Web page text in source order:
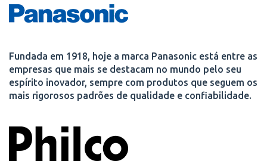
Fundada em 1918, hoje a marca Panasonic está entre as
empresas que mais se destacam no mundo pelo seu
espírito inovador, sempre com produtos que seguem os
mais rigorosos padrões de qualidade e confiabilidade.